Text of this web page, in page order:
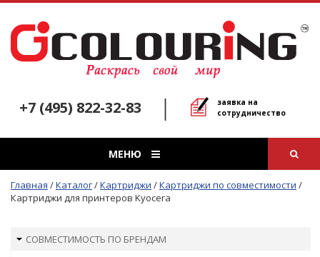
+7 (495) 822-32-83
заявка на
сотрудничество
МЕНЮ
Главная /Каталог/Картриджи /Картриджи по совместимости /
Картриджи для принтеров Kyocera
СОВМЕСТИМОСТЬ ПО БРЕНДАМ